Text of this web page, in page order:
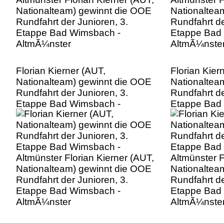
Florian Kierner (AUT,
Nationalteam) gewinnt die OOE
Rundfahrt der Junioren, 3.
Etappe Bad Wimsbach -
Altmünster Florian Kierner (AUT,
Nationalteam) gewinnt die OOE
Rundfahrt der Junioren, 3.
Etappe Bad Wimsbach -
AltmÃ¼nster
Florian
Rundfahrt
Etappe
Altmünster
Rundfahrt
Etappe